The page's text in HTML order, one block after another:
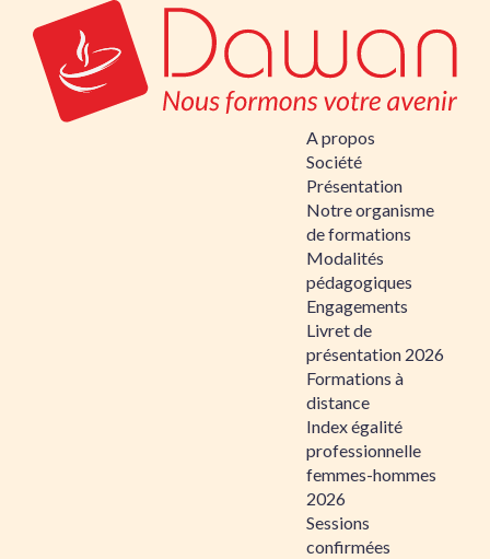
A propos
Société
Présentation
Notre organisme
de formations
Modalités
pédagogiques
Engagements
Livret de
présentation 2026
Formations à
distance
Index égalité
professionnelle
femmes-hommes
2026
Sessions
confirmées